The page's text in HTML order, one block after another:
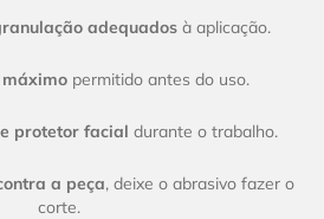
adequados à aplicação.
permitido antes do uso.
protetor facial durante o trabalho.
a peça, deixe o abrasivo fazer o
corte.